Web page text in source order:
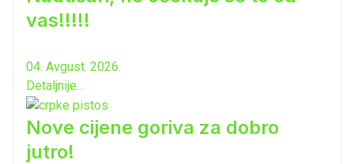
vas!!!!!
04. Avgust. 2026.
Detaljnije...
Nove cijene goriva za dobro
jutro!